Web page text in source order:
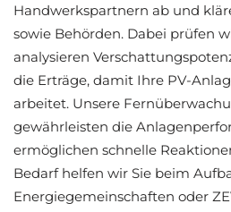
Handwerkspartnern ab und
sowie Behörden. Dabei prüfen
analysieren
die Erträge, damit Ihre PV-
arbeitet. Unsere
gewährleisten die
ermöglichen schnelle
Bedarf helfen wir Sie beim
Energiegemeinschaften oder